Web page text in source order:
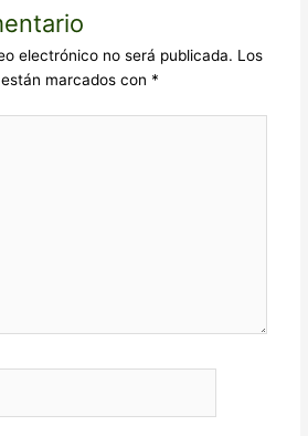
electrónico no será publicada. Los
marcados con *